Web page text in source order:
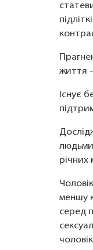
життя
Існує
людьми
річних
меншу
серед